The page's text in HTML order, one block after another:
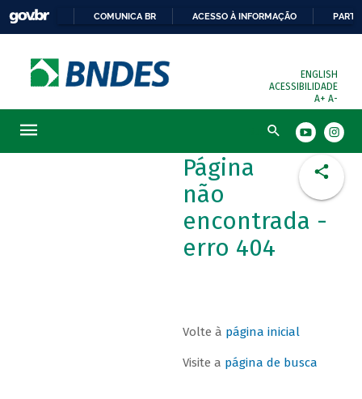
COMUNICA BR ACESSO À INFORMAÇÃO
ENGLISH
ACESSIBILIDADE
A+ A-
Busca
Página
não
encontrada -
erro 404
Volte à página inicial
Visite a página de busca